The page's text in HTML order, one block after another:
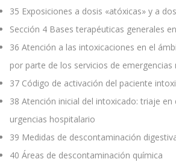
35 Exposiciones a dosis «atóxicas» y a
Sección 4 Bases terapéuticas generales
36 Atención a las intoxicaciones en el
por parte de los servicios de emergencias
37 Código de activación del paciente
38 Atención inicial del intoxicado: triaje en
urgencias hospitalario
39 Medidas de descontaminación
40 Áreas de descontaminación química